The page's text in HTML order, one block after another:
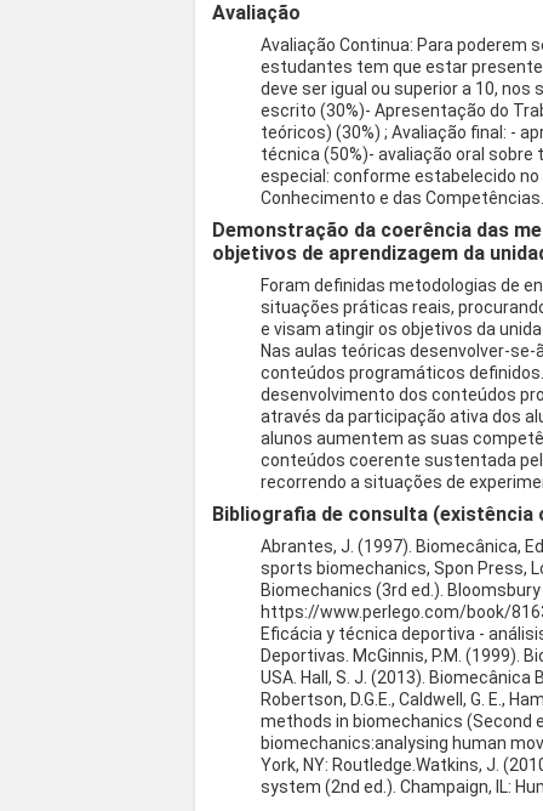
Avaliação
Avaliação Continua: Para poderem
estudantes tem que estar
deve ser igual ou superior a 10,
escrito (30%)- Apresentação do
teóricos) (30%) ; Avaliação final: -
técnica (50%)- avaliação oral
especial: conforme estabelecido
Conhecimento e das
Demonstração da coerência das
objetivos de aprendizagem da
Foram definidas metodologias de
situações práticas reais,
e visam atingir os objetivos da
Nas aulas teóricas desenvolver-
conteúdos programáticos
desenvolvimento dos conteúdos
através da participação ativa dos
alunos aumentem as suas
conteúdos coerente sustentada
recorrendo a situações de
Bibliografia de consulta
Abrantes, J. (1997). Biomecânica,
sports biomechanics, Spon Press,
Biomechanics (3rd ed.).
https://www.perlego.com/book/
Eficácia y técnica deportiva -
Deportivas. McGinnis, P.M. (1999).
USA. Hall, S. J. (2013). Biomecânica
Robertson, D.G.E., Caldwell, G. E.,
methods in biomechanics (Second
biomechanics:analysing human
York, NY: Routledge.Watkins, J.
system (2nd ed.). Champaign, IL: